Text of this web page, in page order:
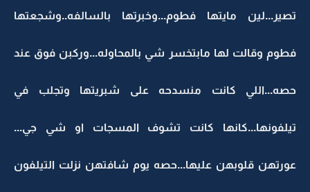
تصير...لين مايتها فطوم...وخبرتها بالسالفه..وشجعتها
فطوم وقالت لها مابتخسر شي بالمحاوله...وركبن فوق عند
حصه...اللي كانت منسدحه على شبريتها وتجلب في
تيلفونها...كانها كانت تشوف المسجات او شي جي...
عورتهن قلوبهن عليها...حصه يوم شافتهن نزلت التيلفون